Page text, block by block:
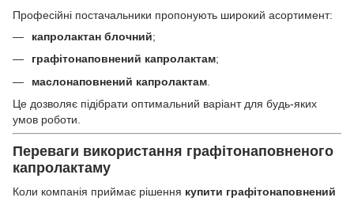
Професійні постачальники пропонують широкий асортимент:
капролактан блочний;
графітонаповнений капролактам;
маслонаповнений капролактам
Це дозволяє підібрати оптимальний варіант для будь-яких
умов роботи.
Переваги використання графітонаповненого
капролактаму
Коли компанія приймає рішення купити графітонаповнений